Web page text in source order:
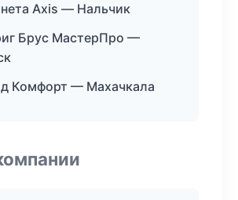
Axis — Нальчик
Брус МастерПро —
Комфорт — Махачкала